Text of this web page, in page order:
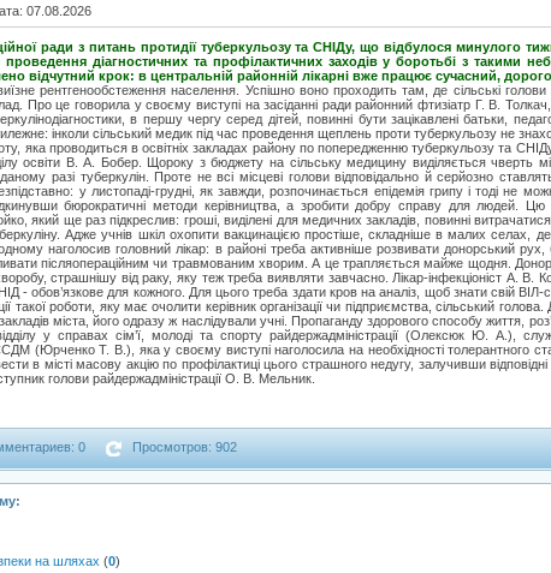
07.08.2026
ради з питань протидії туберкульозу та СНІДу, що відбулося минулого
проведення діагностичних та профілактичних заходів у боротьбі з такими
відчутний крок: в центральній районній лікарні вже працює сучасний,
рентгенообстеження населення. Успішно воно проходить там, де сільські
Про це говорила у своєму виступі на засіданні ради районний фтизіатр Г. В.
в першу чергу серед дітей, повинні бути зацікавлені батьки,
інколи сільський медик під час проведення щеплень проти туберкульозу не
яка проводиться в освітніх закладах району по попередженню туберкульозу та
освіти В. А. Бобер. Щороку з бюджету на сільську медицину виділяється чверть
разі туберкулін. Проте не всі місцеві голови відповідально й серйозно
у листопаді-грудні, як завжди, розпочинається епідемія грипу і тоді не
бюрократичні методи керівництва, а зробити добру справу для людей.
який ще раз підкреслив: гроші, виділені для медичних закладів, повинні
Адже учнів шкіл охопити вакцинацією простіше, складніше в малих селах,
наголосив головний лікар: в районі треба активніше розвивати донорський
післяопераційним чи травмованим хворим. А це трапляється майже щодня. Донор
страшнішу від раку, яку теж треба виявляти завчасно. Лікар-інфекціоніст А. В.
- обов’язкове для кожного. Для цього треба здати кров на аналіз, щоб знати свій ВІЛ-
такої роботи, яку має очолити керівник організації чи підприємства, сільський
міста, його одразу ж наслідували учні. Пропаганду здорового способу життя,
у справах сім’ї, молоді та спорту райдержадміністрації (Олексюк Ю. А.),
(Юрченко Т. В.), яка у своєму виступі наголосила на необхідності толерантного
в місті масову акцію по профілактиці цього страшного недугу, залучивши відповідні
голови райдержадміністрації О. В. Мельник.
0 Просмотров: 902
на шляхах (0)